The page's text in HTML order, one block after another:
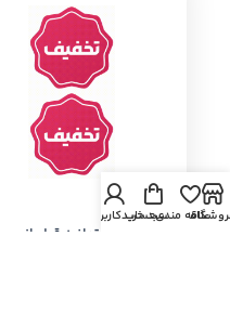
شما می‌توانید قبل از
علاقه مندیسبد خرید
حساب کاربری من